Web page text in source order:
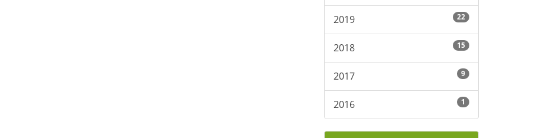
2019 22
2018 15
2017 9
2016 1